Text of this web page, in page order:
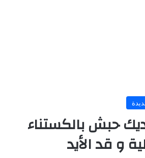
حبش بالكستناء
و قد الأيد